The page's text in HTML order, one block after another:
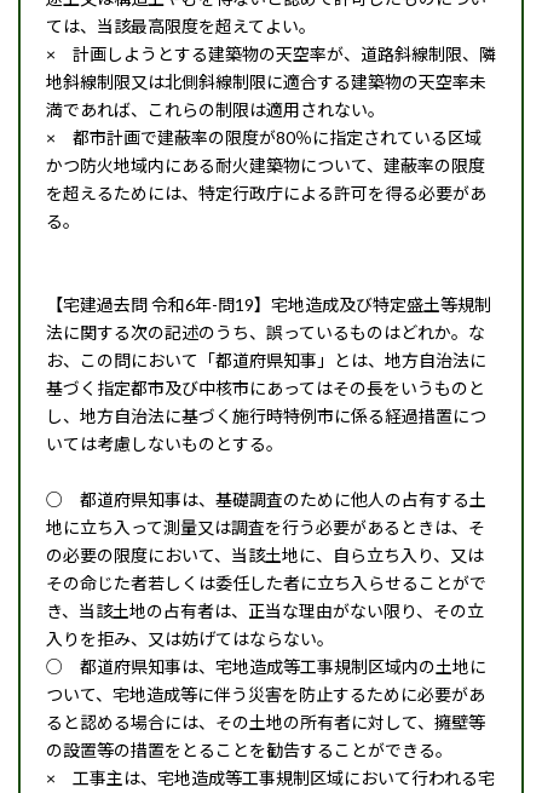
ては、当該最高限度を超えてよい。
× 計画しようとする建築物の天空率が、道路斜線制限、隣
地斜線制限又は北側斜線制限に適合する建築物の天空率未
満であれば、これらの制限は適用されない。
× 都市計画で建蔽率の限度が80％に指定されている区域
かつ防火地域内にある耐火建築物について、建蔽率の限度
を超えるためには、特定行政庁による許可を得る必要があ
る。
【宅建過去問 令和6年-問19】宅地造成及び特定盛土等規制
法に関する次の記述のうち、誤っているものはどれか。な
お、この問において「都道府県知事」とは、地方自治法に
基づく指定都市及び中核市にあってはその長をいうものと
し、地方自治法に基づく施行時特例市に係る経過措置につ
いては考慮しないものとする。
○ 都道府県知事は、基礎調査のために他人の占有する土
地に立ち入って測量又は調査を行う必要があるときは、そ
の必要の限度において、当該土地に、自ら立ち入り、又は
その命じた者若しくは委任した者に立ち入らせることがで
き、当該土地の占有者は、正当な理由がない限り、その立
入りを拒み、又は妨げてはならない。
○ 都道府県知事は、宅地造成等工事規制区域内の土地に
ついて、宅地造成等に伴う災害を防止するために必要があ
ると認める場合には、その土地の所有者に対して、擁壁等
の設置等の措置をとることを勧告することができる。
× 工事主は、宅地造成等工事規制区域において行われる宅